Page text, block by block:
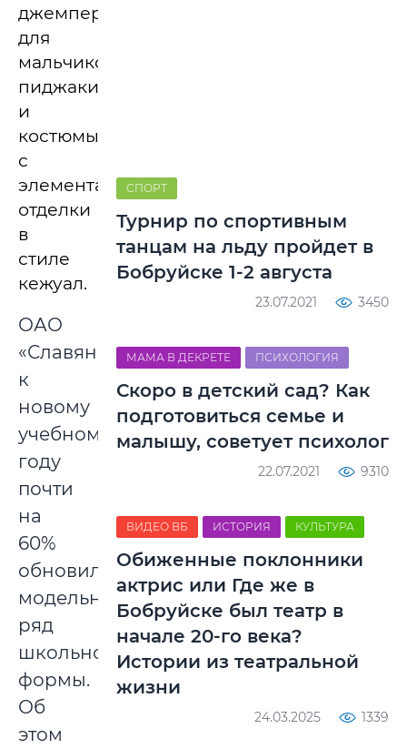
джемпера
для
мальчиков,
пиджаки
и
костюмы
с
элементами
отделки
в
стиле
кежуал.
ОАО
«Славянка»
к
новому
учебному
году
почти
на
60%
обновило
модельный
ряд
школьной
формы.
Об
этом
СПОРТ
Турнир по спортивным
танцам на льду пройдет в
Бобруйске 1-2 августа
23.07.2021 3450
МАМА В ДЕКРЕТЕ ПСИХОЛОГИЯ
Скоро в детский сад? Как
подготовиться семье и
малышу, советует психолог
22.07.2021 9310
ВИДЕО ВБ ИСТОРИЯ КУЛЬТУРА
Обиженные поклонники
актрис или Где же в
Бобруйске был театр в
начале 20-го века?
Истории из театральной
жизни
24.03.2025 1339